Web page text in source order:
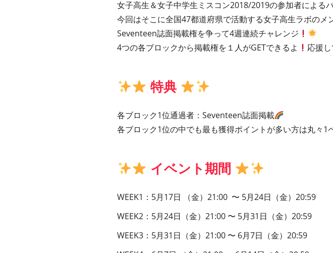
女子高生＆女子中学生ミスコン2018/2019の参加者による
今回はそこに全国47都道府県で活動する女子高生ラボのメ
Seventeen誌面掲載権を争って4週連続チャレンジ
4つの各ブロックから掲載権を１人がGETできるよ
応援
特典
各ブロック1位通過者：Seventeen誌面掲載
各ブロック1位の中でも最も獲得ポイントが多い方は丸々1
イベント期間
WEEK1：5月17日 （金）21:00 〜 5月24日（金）20:59
WEEK2：5月24日（金）21:00 〜 5月31日（金）20:59
WEEK3：5月31日（金）21:00 〜 6月7日（金）20:59